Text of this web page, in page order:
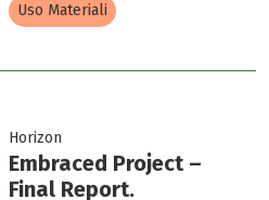
Uso Materiali
Horizon
Embraced Project –
Final Report.